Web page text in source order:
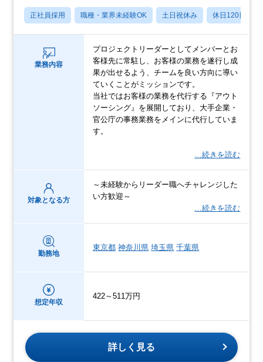
正社員採用 職種・業界未経験OK 土日祝休み 休日120日以上
業務内容
プロジェクトリーダーとしてメンバーとお
客様先に常駐し、お客様の業務を遂行し成
果が出せるよう、チームを良い方向に導い
ていくことがミッションです。
当社ではお客様の業務を代行する『アウト
ソーシング』を展開しており、大手企業・
官公庁の事務業務をメインに代行していま
す。
…続きを読む
対象となる方
～未経験からリーダー職へチャレンジした
い方歓迎～
…続きを読む
勤務地
東京都 神奈川県 埼玉県 千葉県
想定年収
422～511万円
詳しく見る